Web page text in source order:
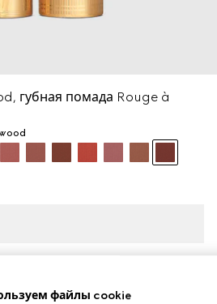
губная помада Rouge à
файлы cookie